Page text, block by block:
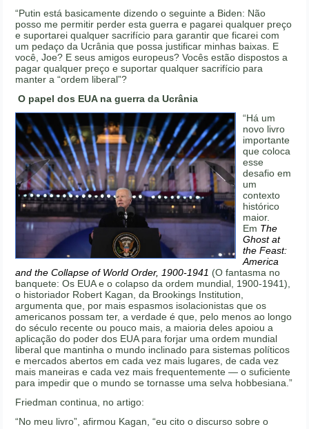
“Putin está basicamente dizendo o seguinte a Biden: Não
posso me permitir perder esta guerra e pagarei qualquer preço
e suportarei qualquer sacrifício para garantir que ficarei com
um pedaço da Ucrânia que possa justificar minhas baixas. E
você, Joe? E seus amigos europeus? Vocês estão dispostos a
pagar qualquer preço e suportar qualquer sacrifício para
manter a “ordem liberal”?
O papel dos EUA na guerra da Ucrânia
“Há um
novo livro
importante
que coloca
esse
desafio em
um
contexto
histórico
maior.
Em The
Ghost at
the Feast:
America
and the Collapse of World Order, 1900-1941 (O fantasma no
banquete: Os EUA e o colapso da ordem mundial, 1900-1941),
o historiador Robert Kagan, da Brookings Institution,
argumenta que, por mais espasmos isolacionistas que os
americanos possam ter, a verdade é que, pelo menos ao longo
do século recente ou pouco mais, a maioria deles apoiou a
aplicação do poder dos EUA para forjar uma ordem mundial
liberal que mantinha o mundo inclinado para sistemas políticos
e mercados abertos em cada vez mais lugares, de cada vez
mais maneiras e cada vez mais frequentemente — o suficiente
para impedir que o mundo se tornasse uma selva hobbesiana.”
Friedman continua, no artigo:
“No meu livro”, afirmou Kagan, “eu cito o discurso sobre o